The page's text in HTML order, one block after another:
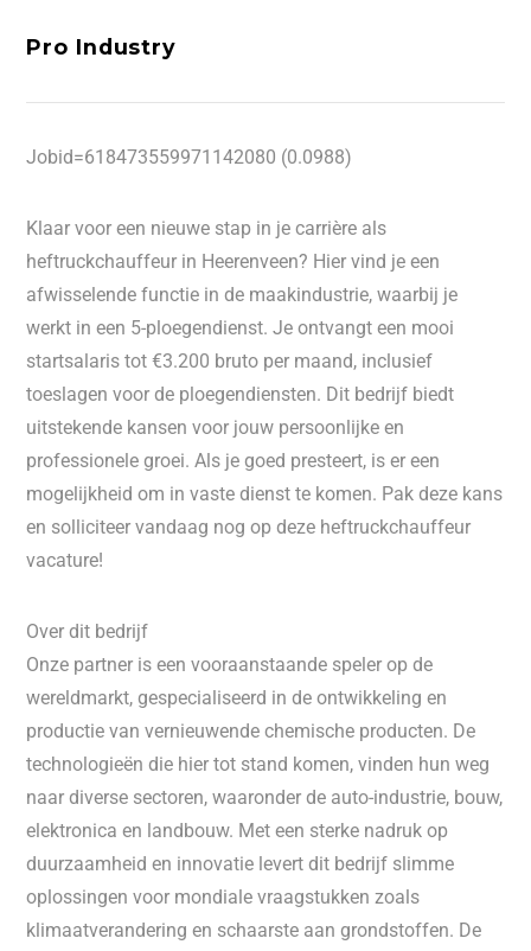
Pro Industry
Jobid=618473559971142080 (0.0988)
Klaar voor een nieuwe stap in je carrière als
heftruckchauffeur in Heerenveen? Hier vind je een
afwisselende functie in de maakindustrie, waarbij je
werkt in een 5-ploegendienst. Je ontvangt een mooi
startsalaris tot €3.200 bruto per maand, inclusief
toeslagen voor de ploegendiensten. Dit bedrijf biedt
uitstekende kansen voor jouw persoonlijke en
professionele groei. Als je goed presteert, is er een
mogelijkheid om in vaste dienst te komen. Pak deze kans
en solliciteer vandaag nog op deze heftruckchauffeur
vacature!
Over dit bedrijf
Onze partner is een vooraanstaande speler op de
wereldmarkt, gespecialiseerd in de ontwikkeling en
productie van vernieuwende chemische producten. De
technologieën die hier tot stand komen, vinden hun weg
naar diverse sectoren, waaronder de auto-industrie, bouw,
elektronica en landbouw. Met een sterke nadruk op
duurzaamheid en innovatie levert dit bedrijf slimme
oplossingen voor mondiale vraagstukken zoals
klimaatverandering en schaarste aan grondstoffen. De